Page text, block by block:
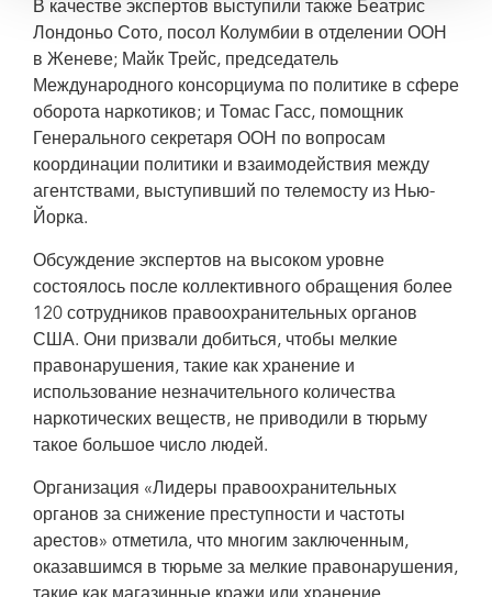
В качестве экспертов выступили также Беатрис
Лондоньо Сото, посол Колумбии в отделении ООН
в Женеве; Майк Трейс, председатель
Международного консорциума по политике в сфере
оборота наркотиков; и Томас Гасс, помощник
Генерального секретаря ООН по вопросам
координации политики и взаимодействия между
агентствами, выступивший по телемосту из Нью-
Йорка.
Обсуждение экспертов на высоком уровне
состоялось после коллективного обращения более
120 сотрудников правоохранительных органов
США. Они призвали добиться, чтобы мелкие
правонарушения, такие как хранение и
использование незначительного количества
наркотических веществ, не приводили в тюрьму
такое большое число людей.
Организация «Лидеры правоохранительных
органов за снижение преступности и частоты
арестов» отметила, что многим заключенным,
оказавшимся в тюрьме за мелкие правонарушения,